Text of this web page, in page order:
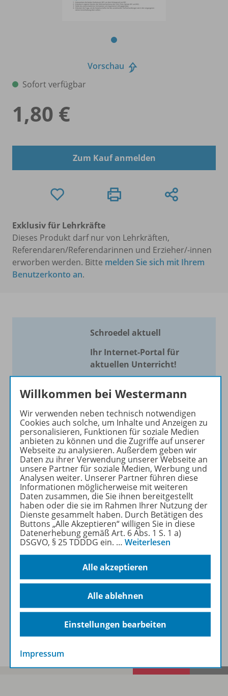
Vorschau
Sofort verfügbar
1,80 €
Zum Kauf anmelden
Exklusiv für Lehrkräfte
Dieses Produkt darf nur von Lehrkräften,
Referendaren/Referendarinnen und Erzieher/-innen
erworben werden. Bitte melden Sie sich mit Ihrem
Benutzerkonto an.
Schroedel aktuell
Ihr Internet-Portal für
aktuellen Unterricht!
wir Ihnen einen Service, um
Ihren Unterricht aktuell und
einfach zu gestalten. Jede
Woche drei bis vier
Neuerscheinungen mit
großem Online Archiv.
Mehr erfahren
Informationen
Spar-Pakete
Willkommen bei Westermann
Wir verwenden neben technisch notwendigen
Cookies auch solche, um Inhalte und Anzeigen zu
personalisieren, Funktionen für soziale Medien
anbieten zu können und die Zugriffe auf unserer
Webseite zu analysieren. Außerdem geben wir
Daten zu ihrer Verwendung unserer Webseite an
unsere Partner für soziale Medien, Werbung und
Analysen weiter. Unserer Partner führen diese
Informationen möglicherweise mit weiteren
Daten zusammen, die Sie ihnen bereitgestellt
haben oder die sie im Rahmen Ihrer Nutzung der
Dienste gesammelt haben. Durch Betätigen des
Buttons „Alle Akzeptieren“ willigen Sie in diese
Datenerhebung gemäß Art. 6 Abs. 1 S. 1 a)
DSGVO, § 25 TDDDG ein. … Weiterlesen
Alle akzeptieren
Alle ablehnen
Einstellungen bearbeiten
Impressum